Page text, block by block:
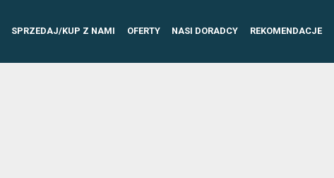
SPRZEDAJ/KUP Z NAMI OFERTY NASI DORADCY REKOMENDACJE